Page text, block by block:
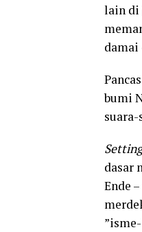
lain di
damai
bumi
Setting
dasar
Ende